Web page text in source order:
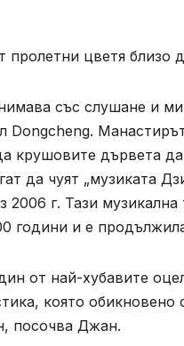
пролетни цветя
със слушане и
Dongcheng.
крушовите дървета
да чуят „музиката
2006 г. Тази
години и е
от най-хубавите
която
посочва Джан.